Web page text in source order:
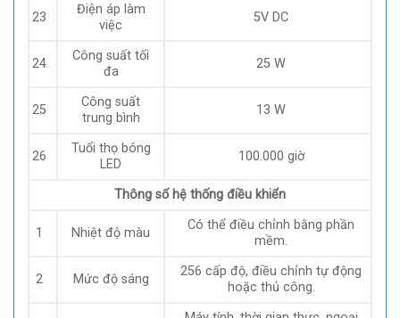
23
Điện áp làm
việc
5V DC
24
Công suất tối
đa
25 W
25
Công suất
trung bình
13 W
26
Tuổi thọ bóng
LED
100.000 giờ
Thông số hệ thống điều khiển
1 Nhiệt độ màu
Có thể điều chỉnh bằng phần
mềm.
2 Mức độ sáng
256 cấp độ, điều chỉnh tự động
hoặc thủ công.